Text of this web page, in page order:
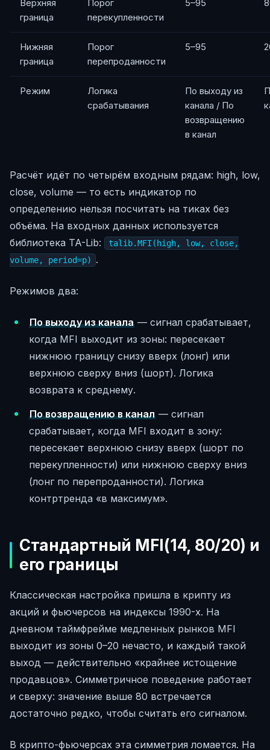
Верхняя
граница
Порог
перекупленности
5–95
Нижняя
граница
Порог
перепроданности
5–95
Режим
Логика
срабатывания
По выходу из
канала / По
возвращению
в канал
Расчёт идёт по четырём входным рядам: high, low,
close, volume — то есть индикатор по
определению нельзя посчитать на тиках без
объёма. На входных данных используется
библиотека TA-Lib:
talib.MFI(high, low, close,
volume, period=p)
.
Режимов два:
По выходу из канала— сигнал срабатывает,
когда MFI выходит из зоны: пересекает
нижнюю границу снизу вверх (лонг) или
верхнюю сверху вниз (шорт). Логика
возврата к среднему.
По возвращению в канал— сигнал
срабатывает, когда MFI входит в зону:
пересекает верхнюю снизу вверх (шорт по
перекупленности) или нижнюю сверху вниз
(лонг по перепроданности). Логика
контртренда «в максимум».
Стандартный MFI(14, 80/20) и
его границы
Классическая настройка пришла в крипту из
акций и фьючерсов на индексы 1990-х. На
дневном таймфрейме медленных рынков MFI
выходит из зоны 0–20 нечасто, и каждый такой
выход — действительно «крайнее истощение
продавцов». Симметричное поведение работает
и сверху: значение выше 80 встречается
достаточно редко, чтобы считать его сигналом.
В крипто-фьючерсах эта симметрия ломается. На